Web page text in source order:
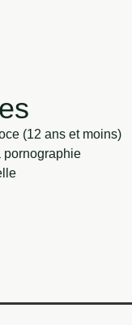
(12 ans et moins)
pornographie